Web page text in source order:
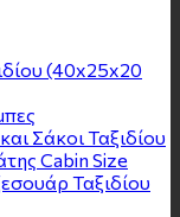
(40x25x20
Σάκοι Ταξιδίου
Cabin Size
Ταξιδίου